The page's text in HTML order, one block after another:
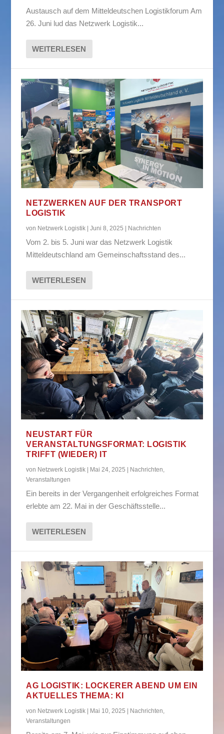
Austausch auf dem Mitteldeutschen Logistikforum Am
26. Juni lud das Netzwerk Logistik...
WEITERLESEN
NETZWERKEN AUF DER TRANSPORT
LOGISTIK
von Netzwerk Logistik |Juni 8, 2025 Nachrichten
Vom 2. bis 5. Juni war das Netzwerk Logistik
Mitteldeutschland am Gemeinschaftsstand des...
WEITERLESEN
NEUSTART FÜR
VERANSTALTUNGSFORMAT: LOGISTIK
TRIFFT (WIEDER) IT
von Netzwerk Logistik Mai 24, 2025 Nachrichten,
Veranstaltungen
Ein bereits in der Vergangenheit erfolgreiches Format
erlebte am 22. Mai in der Geschäftsstelle...
WEITERLESEN
AG LOGISTIK: LOCKERER ABEND UM EIN
AKTUELLES THEMA: KI
von Netzwerk Logistik | Mai 10, 2025 | Nachrichten,
Veranstaltungen